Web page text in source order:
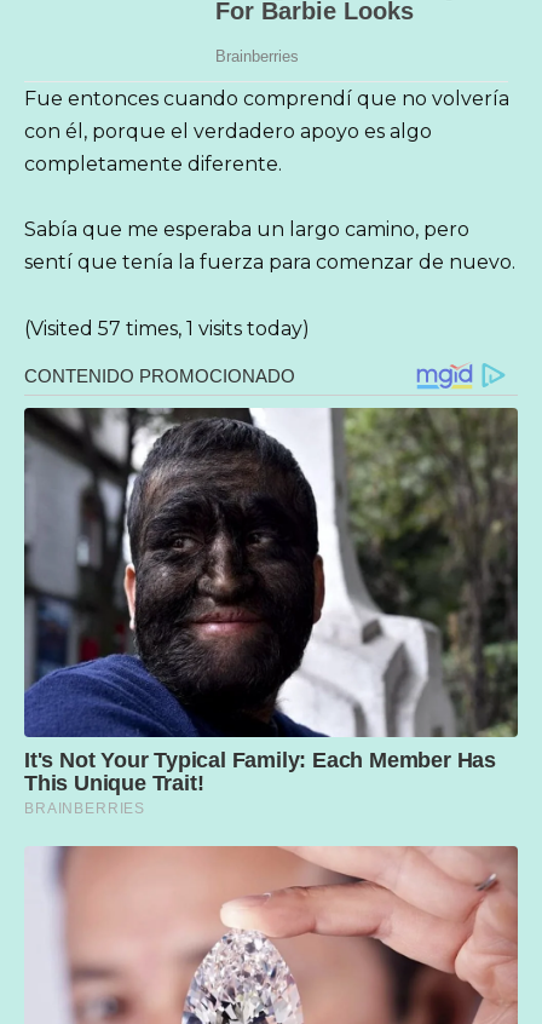
Fue entonces cuando comprendí que no volvería
con él, porque el verdadero apoyo es algo
completamente diferente.
Sabía que me esperaba un largo camino, pero
sentí que tenía la fuerza para comenzar de nuevo.
(Visited 57 times, 1 visits today)